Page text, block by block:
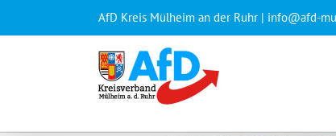
springen
AfD Kreis Mülheim an der Ruhr | info@afd-